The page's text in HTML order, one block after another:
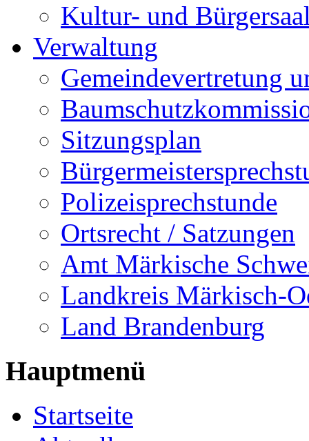
Kultur- und
Verwaltung
Gemeindevertretung
Sitzungsplan
Polizeisprechstunde
Ortsrecht / Satzungen
Amt Märkische
Landkreis Märkisch-
Land Brandenburg
Hauptmenü
Startseite